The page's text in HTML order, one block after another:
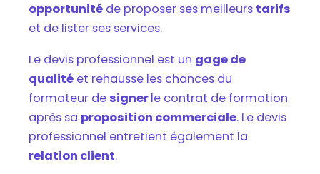
opportunité de proposer ses meilleurs tarifs
et de lister ses services.
Le devis professionnel est un gage de
qualité et rehausse les chances du
formateur designerle contrat de formation
après sa proposition commerciale. Le devis
professionnel entretient également la
relation client.